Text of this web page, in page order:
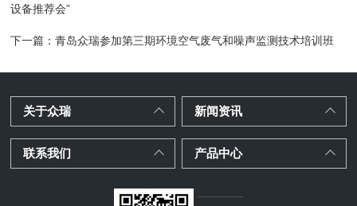
设备推荐会”
下一篇：青岛众瑞参加第三期环境空气废气和噪声监测技术培训班
关于众瑞 新闻资讯
联系我们 产品中心